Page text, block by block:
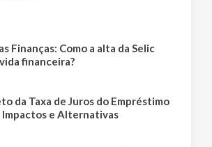
Finanças: Como a alta da Selic
financeira?
da Taxa de Juros do Empréstimo
Impactos e Alternativas